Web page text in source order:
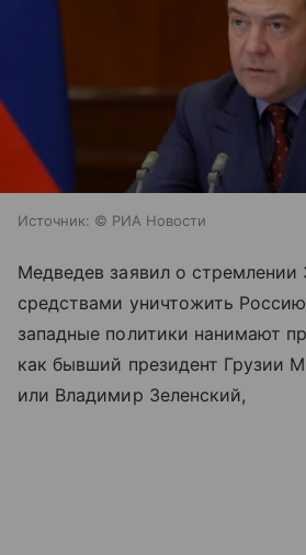
Источник: © РИА Новости
Медведев заявил о
средствами уничтожить
западные политики нанимают
как бывший президент Грузии
или Владимир Зеленский,